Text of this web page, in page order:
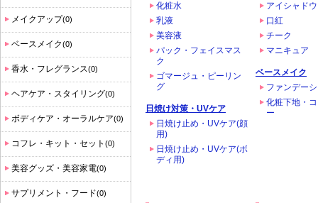
化粧水
乳液
美容液
パック・フェイスマス
ク
ゴマージュ・ピーリン
グ
日焼け対策・UVケア
日焼け止め・UVケア(顔
用)
日焼け止め・UVケア(ボ
ディ用)
アイシャドウ
口紅
チーク
マニキュア
ベースメイク
ファンデー
化粧下地・
ー
メイクアップ(0)
ベースメイク(0)
香水・フレグランス(0)
ヘアケア・スタイリング(0)
ボディケア・オーラルケア(0)
コフレ・キット・セット (0)
美容グッズ・美容家電(0)
サプリメント・フード(0)